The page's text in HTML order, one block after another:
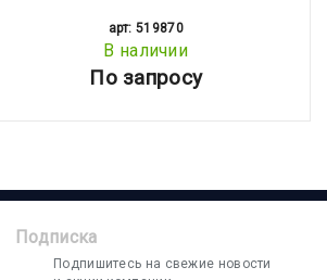
арт: 519870
В наличии
По запросу
Подписка
Подпишитесь на свежие новости